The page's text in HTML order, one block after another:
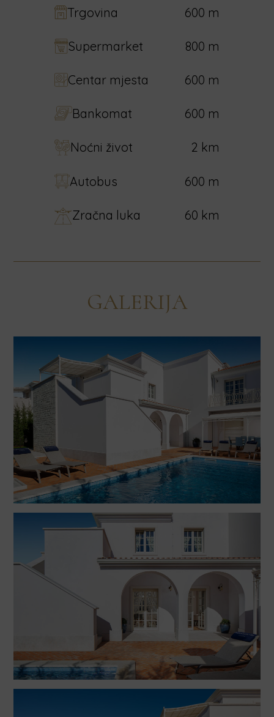
Trgovina 600 m
Supermarket 800 m
Centar mjesta 600 m
Bankomat 600 m
Noćni život 2 km
Autobus 600 m
Zračna luka 60 km
GALERIJA